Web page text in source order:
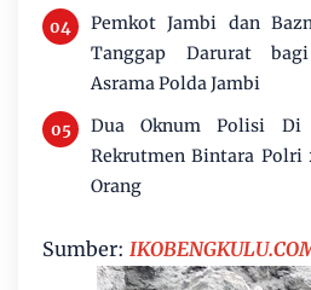
Pemkot Jambi dan
Tanggap Darurat
Asrama Polda Jambi
Dua Oknum Polisi Di
Rekrutmen Bintara Polri
Orang
Sumber: